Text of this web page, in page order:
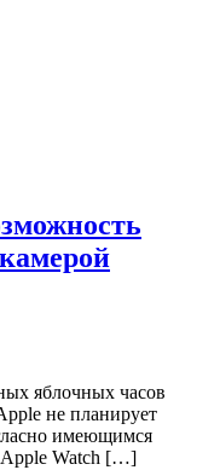
яблочных часов
не планирует
имеющимся
Apple Watch […]